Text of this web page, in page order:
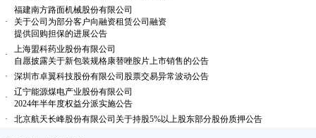
·
福建南方路面机械股份有限公司
关于公司为部分客户向融资租赁公司融资
提供回购担保的进展公告
·
上海盟科药业股份有限公司
自愿披露关于新包装规格康替唑胺片上市销售的公告
·
深圳市卓翼科技股份有限公司股票交易异常波动公告
·
辽宁能源煤电产业股份有限公司
2024年半年度权益分派实施公告
·
北京航天长峰股份有限公司关于持股5%以上股东部分股份质押公告